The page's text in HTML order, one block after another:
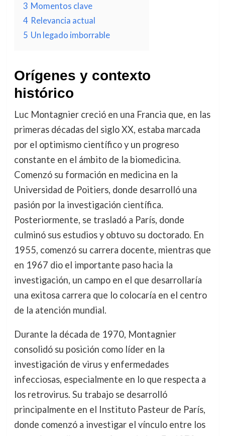
3 Momentos clave
4 Relevancia actual
5 Un legado imborrable
Orígenes y contexto
histórico
Luc Montagnier creció en una Francia que, en las
primeras décadas del siglo XX, estaba marcada
por el optimismo científico y un progreso
constante en el ámbito de la biomedicina.
Comenzó su formación en medicina en la
Universidad de Poitiers, donde desarrolló una
pasión por la investigación científica.
Posteriormente, se trasladó a París, donde
culminó sus estudios y obtuvo su doctorado. En
1955, comenzó su carrera docente, mientras que
en 1967 dio el importante paso hacia la
investigación, un campo en el que desarrollaría
una exitosa carrera que lo colocaría en el centro
de la atención mundial.
Durante la década de 1970, Montagnier
consolidó su posición como líder en la
investigación de virus y enfermedades
infecciosas, especialmente en lo que respecta a
los retrovirus. Su trabajo se desarrolló
principalmente en el Instituto Pasteur de París,
donde comenzó a investigar el vínculo entre los